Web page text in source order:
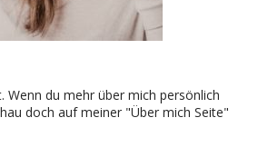
Wenn du mehr über mich persönlich
doch auf meiner "Über mich Seite"